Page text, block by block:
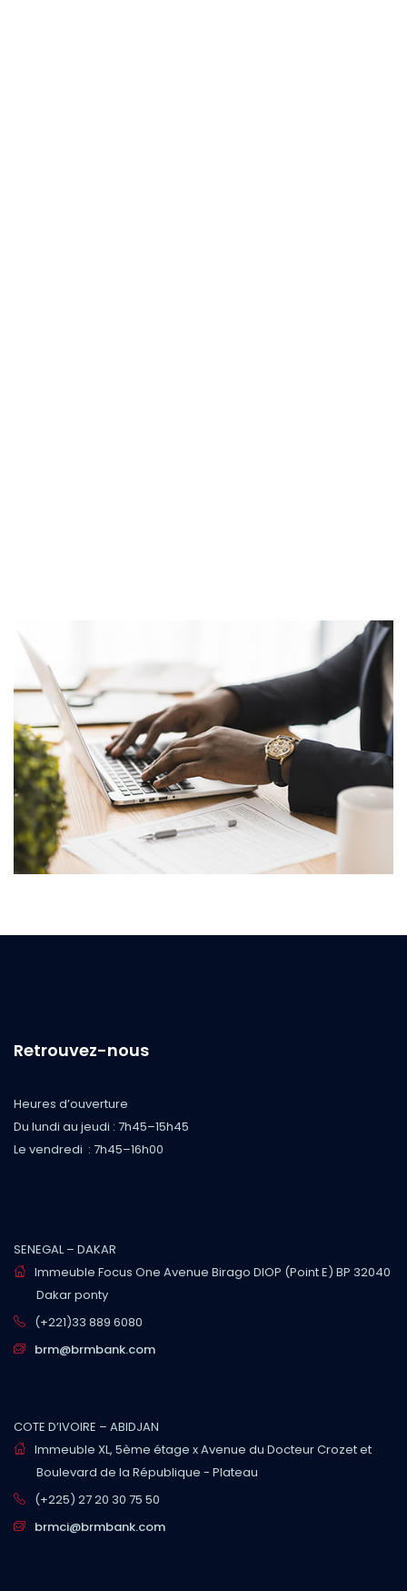
Retrouvez-nous
Heures d’ouverture
Du lundi au jeudi : 7h45–15h45
Le vendredi : 7h45–16h00
SENEGAL – DAKAR
Immeuble Focus One Avenue Birago DIOP (Point E) BP 32040
Dakar ponty
(+221)33 889 6080
brm@brmbank.com
COTE D’IVOIRE – ABIDJAN
Immeuble XL, 5ème étage x Avenue du Docteur Crozet et
Boulevard de la République - Plateau
(+225) 27 20 30 75 50
brmci@brmbank.com